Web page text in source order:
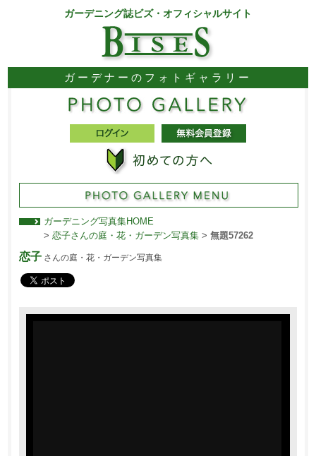
ガーデニング誌ビズ・オフィシャルサイト
ガーデナーのフォトギャラリー
ガーデニング写真集HOME
> 恋子さんの庭・花・ガーデン写真集> 無題57262
恋子さんの庭・花・ガーデン写真集